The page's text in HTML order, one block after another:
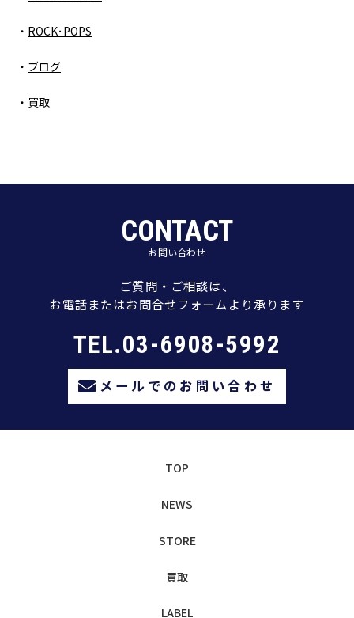
ROCK･POPS
ブログ
買取
CONTACT
お問い合わせ
ご質問・ご相談は、
お電話またはお問合せフォームより承ります
TEL.03-6908-5992
メールでのお問い合わせ
TOP
NEWS
STORE
買取
LABEL